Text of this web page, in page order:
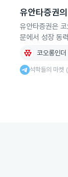
유안타증권
유안타증권은
문에서 성장 동
코오롱인더
석학들의 마켓